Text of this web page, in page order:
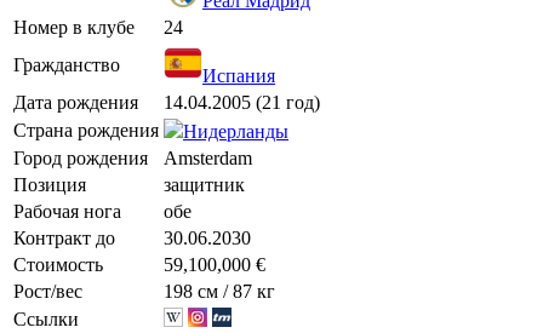
Номер в клубе
24
Гражданство
Испания
Дата рождения
14.04.2005 (21 год)
Страна рождения
Нидерланды
Город рождения
Amsterdam
Позиция
защитник
Рабочая нога
обе
Контракт до
30.06.2030
Стоимость
59,100,000 €
Рост/вес
198 см / 87 кг
Ссылки